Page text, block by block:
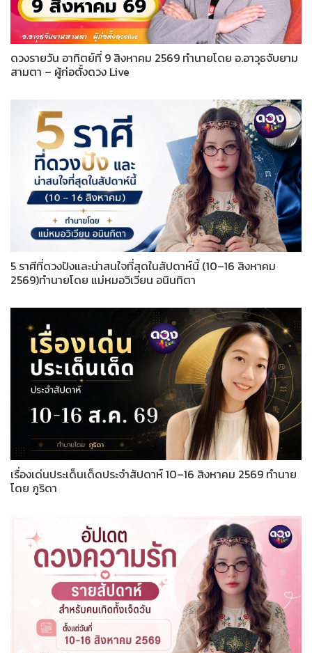
ดวงรายวัน อาทิตย์ที่ 9 สิงหาคม 2569 ทำนายโดย อ.อาวุธจับยาม
สามตา – ผู้ก่อตั้งดวง Live
5 ราศีที่ดวงปังและน่าสนใจที่สุดในสัปดาห์นี้ (10–16 สิงหาคม
2569)ทำนายโดย แม่หมอวิเวียน อนินทิตา
เรื่องเด่นประเด็นเด็ดประจำสัปดาห์ 10–16 สิงหาคม 2569 ทำนาย
โดย ภูริดา